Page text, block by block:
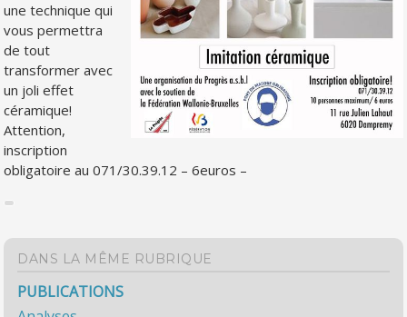
une technique qui
vous permettra
de tout
transformer avec
un joli effet
céramique!
Attention,
inscription
obligatoire au 071/30.39.12 – 6euros –
DANS LA MÊME RUBRIQUE
PUBLICATIONS